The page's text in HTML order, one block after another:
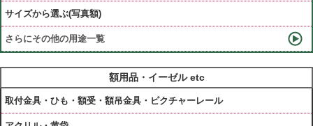
サイズから選ぶ(写真額)
さらにその他の用途一覧
額用品・イーゼル etc
取付金具・ひも・額受・額吊金具・ピクチャーレール